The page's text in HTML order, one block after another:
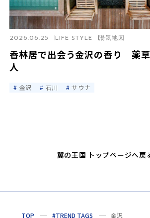
香林居で出会う金沢の香り 薬
人
2026.06.25 LIFE STYLE 湯気地図
金沢 石川 サウナ
翼の王国 トップページへ戻
TOP #TREND TAGS 金沢